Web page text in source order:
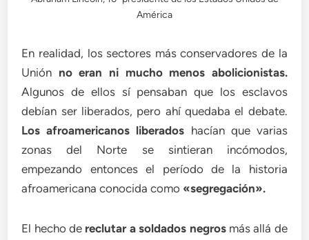
América
En realidad, los sectores más conservadores de la
Unión no eran ni mucho menos abolicionistas.
Algunos de ellos sí pensaban que los esclavos
debían ser liberados, pero ahí quedaba el debate.
Los afroamericanos liberados hacían que varias
zonas del Norte se sintieran incómodos,
empezando entonces el período de la historia
afroamericana conocida como «segregación».
El hecho de reclutar a soldados negrosmás allá de